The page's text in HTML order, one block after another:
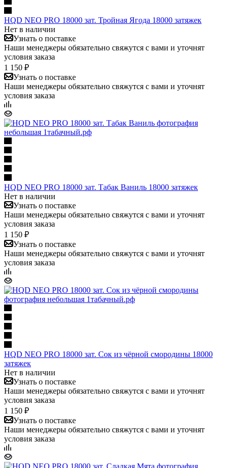
HQD NEO PRO 18000 зат. Тройная Ягода 18000 затяжек
Нет в наличии
Узнать о поставке
Наши менеджеры обязательно свяжутся с вами и уточнят
условия заказа
1 150 ₽
Узнать о поставке
Наши менеджеры обязательно свяжутся с вами и уточнят
условия заказа
HQD NEO PRO 18000 зат. Табак Ваниль 18000 затяжек
Нет в наличии
Узнать о поставке
Наши менеджеры обязательно свяжутся с вами и уточнят
условия заказа
1 150 ₽
Узнать о поставке
Наши менеджеры обязательно свяжутся с вами и уточнят
условия заказа
HQD NEO PRO 18000 зат. Сок из чёрной смородины 18000
затяжек
Нет в наличии
Узнать о поставке
Наши менеджеры обязательно свяжутся с вами и уточнят
условия заказа
1 150 ₽
Узнать о поставке
Наши менеджеры обязательно свяжутся с вами и уточнят
условия заказа